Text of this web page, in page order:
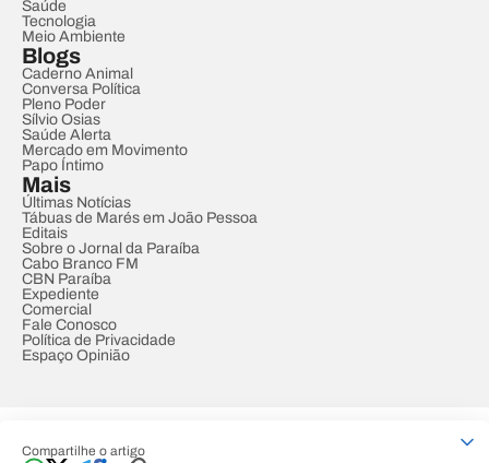
Compartilhe o artigo
Saúde
Tecnologia
Meio Ambiente
Blogs
Caderno Animal
Conversa Política
Pleno Poder
Sílvio Osias
Saúde Alerta
Mercado em Movimento
Papo Íntimo
Mais
Últimas Notícias
Tábuas de Marés em João Pessoa
Editais
Sobre o Jornal da Paraíba
Cabo Branco FM
CBN Paraíba
Expediente
Comercial
Fale Conosco
Política de Privacidade
Espaço Opinião